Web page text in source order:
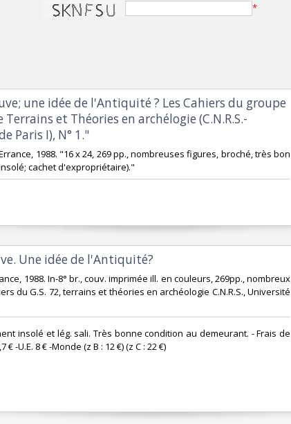
*
une idée de l'Antiquité ? Les Cahiers du groupe
et Théories en archélogie (C.N.R.S.-
Paris I), N° 1."‎
1988. "16 x 24, 269 pp., nombreuses figures, broché, très bon
cachet d'expropriétaire)."‎
Une idée de l'Antiquité?‎
1988. In-8° br., couv. imprimée ill. en couleurs, 269pp., nombreux
du G.S. 72, terrains et théories en archéologie C.N.R.S., Université
insolé et lég. sali. Très bonne condition au demeurant. - Frais de
€ -U.E. 8 € -Monde (z B : 12 €) (z C : 22 €)